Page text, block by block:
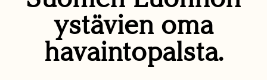
ystävien oma
havaintopalsta.